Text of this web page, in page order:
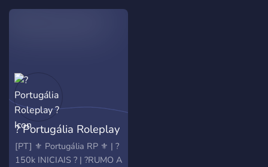
& removed weekly in
? Portugália Roleplay
?
[PT] ⚜️ Portugália RP ⚜️ | ?
150k INICIAIS ? | ?RUMO A